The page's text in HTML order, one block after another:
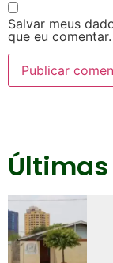
Salvar meus
que eu comentar.